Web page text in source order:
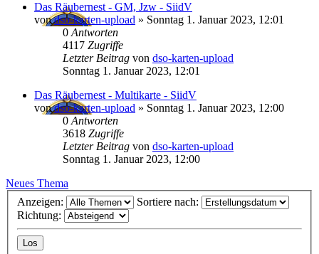
Das Räubernest - GM, Jzw - SiidV
vondso-karten-upload » Sonntag 1. Januar 2023, 12:01
0Antworten
4117 Zugriffe
Letzter Beitrag von dso-karten-upload
Sonntag 1. Januar 2023, 12:01
Das Räubernest - Multikarte - SiidV
vondso-karten-upload » Sonntag 1. Januar 2023, 12:00
0Antworten
3618 Zugriffe
Letzter Beitrag von dso-karten-upload
Sonntag 1. Januar 2023, 12:00
Neues Thema
Anzeigen:
Sortiere nach:
Richtung: